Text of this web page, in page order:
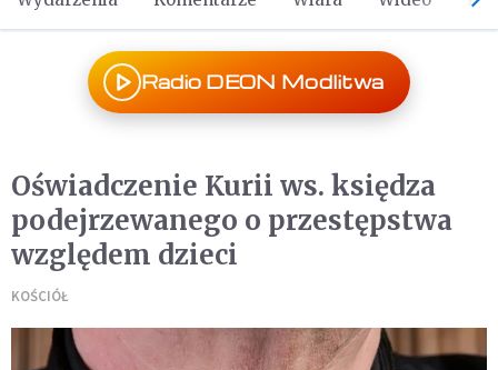
Radio DEON Modlitwa
Oświadczenie Kurii ws. księdza
podejrzewanego o przestępstwa
względem dzieci
KOŚCIÓŁ